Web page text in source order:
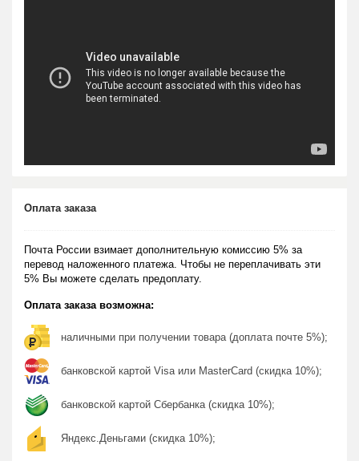
Оплата заказа
Почта России взимает дополнительную комиссию 5% за
перевод наложенного платежа. Чтобы не переплачивать эти
5% Вы можете сделать предоплату.
Оплата заказа возможна:
наличными при получении товара (доплата почте 5%);
банковской картой Visa или MasterCard (скидка 10%);
банковской картой Сбербанка (скидка 10%);
Яндекс.Деньгами (скидка 10%);